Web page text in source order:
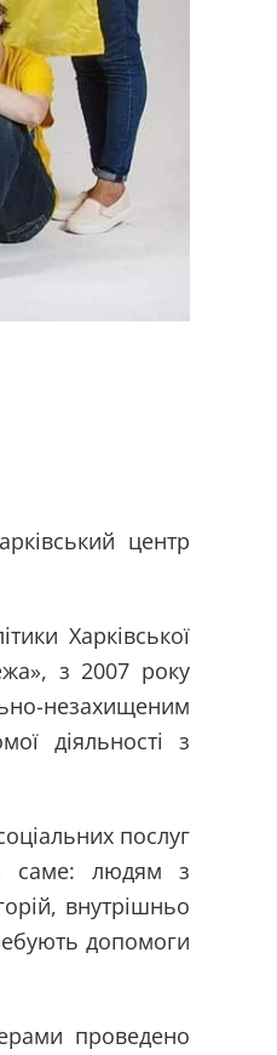
центр
Харківської
з 2007 року
незахищеним
діяльності з
послуг
а саме: людям з
внутрішньо
допомоги
проведено